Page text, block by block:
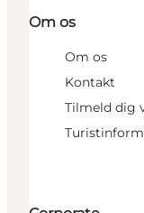
Om os
Om os
Kontakt
Tilmeld dig